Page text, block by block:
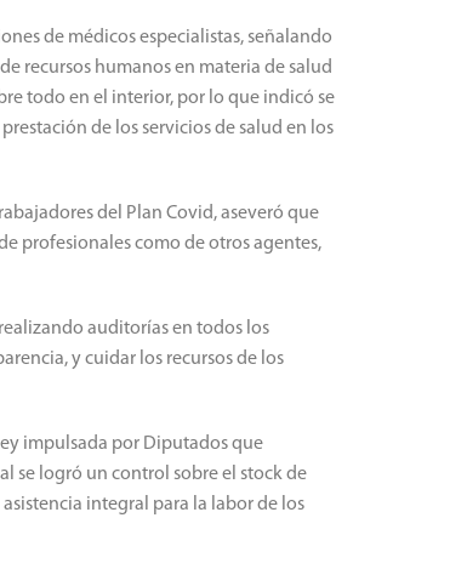
de médicos especialistas, señalando
recursos humanos en materia de salud
todo en el interior, por lo que indicó se
de los servicios de salud en los
del Plan Covid, aseveró que
profesionales como de otros agentes,
auditorías en todos los
y cuidar los recursos de los
impulsada por Diputados que
se logró un control sobre el stock de
integral para la labor de los